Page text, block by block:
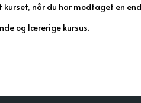
når du har modtaget en
og lærerige kursus.